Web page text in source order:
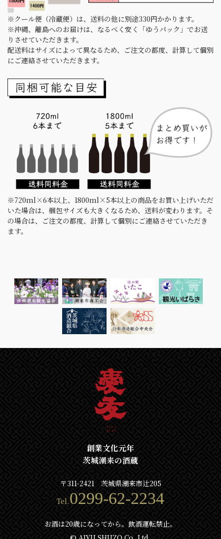
※クール便（冷蔵便）は、送料の他に別途330円かかります。
※沖縄、離島へのお届けは、なるべく安く「ゆうパック」でお送
りさせていただきます。
配送料はサイズによって異なるため、ご注文の都度、計算して個別
にご連絡させていただきます。
※720ml×6本以上、1800ml×5本以上の商品をお買い上げいただ
いた場合は、梱包サイズも大きくなるため、送料が変わります。そ
の場合は、ご注文の都度、計算して個別にご連絡させていただき
ます。
創業文化元年
茨城潮来の酒蔵
〒311-2421 茨城県潮来市辻205
Tel.0299-62-2234
お酒は20歳になってから。飲酒運転禁止。